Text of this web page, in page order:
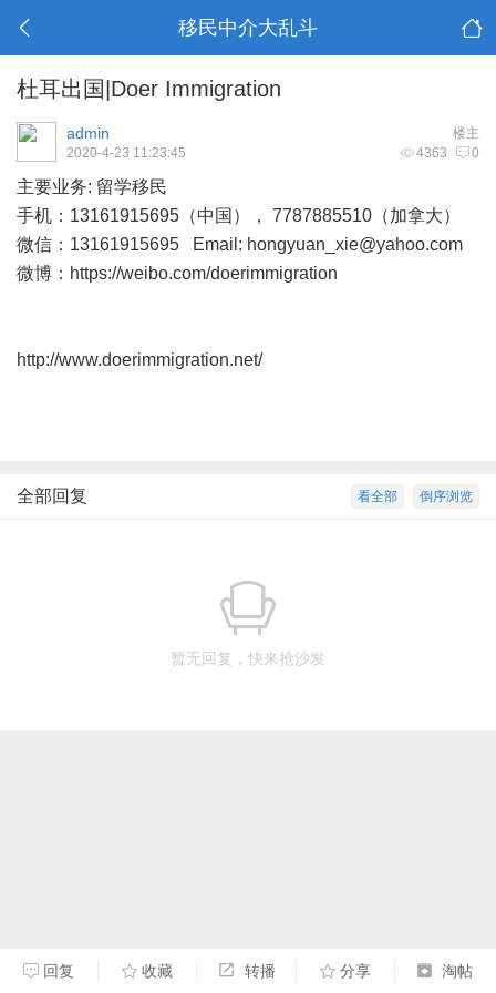
移民中介大乱斗
杜耳出国|Doer Immigration
楼主
admin
4363 0
2020-4-23 11:23:45
主要业务: 留学移民
手机：13161915695（中国）， 7787885510（加拿大）
微信：13161915695 Email: hongyuan_xie@yahoo.com
微博： https://weibo.com/doerimmigration
http://www.doerimmigration.net/
倒序浏览
看全部
全部回复
暂无回复，快来抢沙发
回复 收藏 转播 分享 淘帖